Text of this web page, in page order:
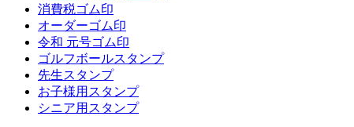
消費税ゴム印
オーダーゴム印
令和 元号ゴム印
ゴルフボールスタンプ
先生スタンプ
お子様用スタンプ
シニア用スタンプ